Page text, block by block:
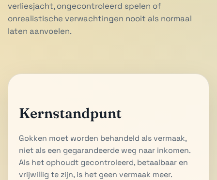
verliesjacht, ongecontroleerd spelen of
onrealistische verwachtingen nooit als normaal
laten aanvoelen.
Kernstandpunt
Gokken moet worden behandeld als vermaak,
niet als een gegarandeerde weg naar inkomen.
Als het ophoudt gecontroleerd, betaalbaar en
vrijwillig te zijn, is het geen vermaak meer.